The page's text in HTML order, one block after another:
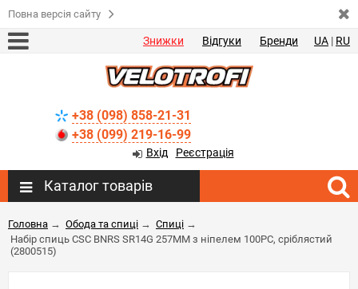
Повна версія сайту
Знижки Відгуки Бренди UA | RU
+38 (098) 858-21-31
+38 (099) 219-16-99
Вхід Реєстрація
Каталог товарів
Головна → Обода та спиці → Спиці →
Набір спиць CSC BNRS SR14G 257MM з ніпелем 100PC, сріблястий
(2800515)